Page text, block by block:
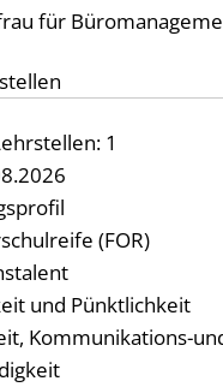
für
1
(FOR)
und Pünktlichkeit
Kommunikations-